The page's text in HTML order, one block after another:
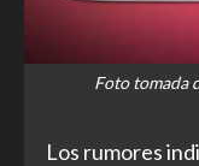
Foto tomada
Los rumores